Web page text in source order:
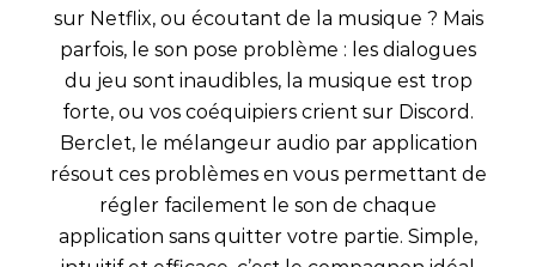
sur Netflix, ou écoutant de la musique ? Mais
parfois, le son pose problème : les dialogues
du jeu sont inaudibles, la musique est trop
forte, ou vos coéquipiers crient sur Discord.
Berclet, le mélangeur audio par application
résout ces problèmes en vous permettant de
régler facilement le son de chaque
application sans quitter votre partie. Simple,